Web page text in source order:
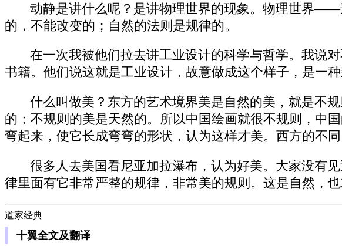
动静是讲什么呢？是讲物理世界的现象。物理世界
的，不能改变的；自然的法则是规律的。
在一次我被他们拉去讲工业设计的科学与哲学。我说
书籍。他们说这就是工业设计，故意做成这个样子，是一
什么叫做美？东方的艺术境界美是自然的美，就是不
的；不规则的美是天然的。所以中国绘画就很不规则，中
弯起来，使它长成弯弯的形状，认为这样才美。西方的不
很多人去美国看尼亚加拉瀑布，认为好美。大家没有
律里面有它非常严整的规律，非常美的规则。这是自然，也
道家经典
十翼全文及翻译